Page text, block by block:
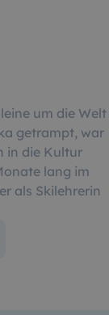
um die Welt
getrampt, war
in die Kultur
lang im
als Skilehrerin